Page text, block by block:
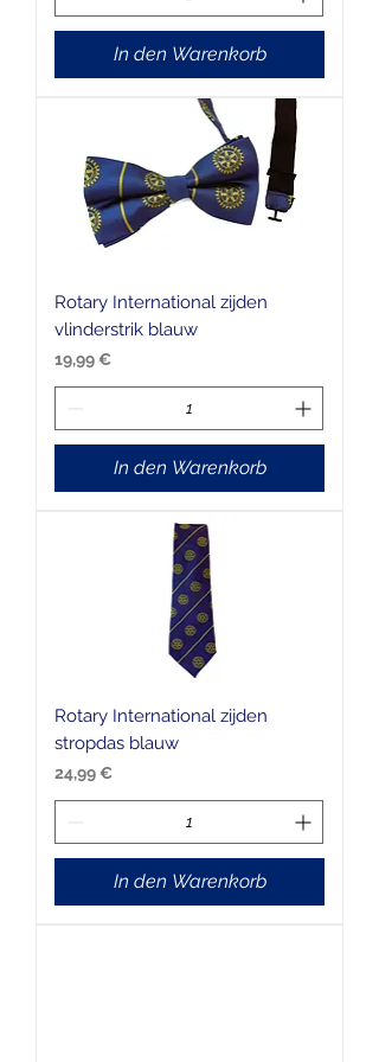
In den Warenkorb
Rotary International zijden
vlinderstrik blauw
Preis
19,99 €
In den Warenkorb
Rotary International zijden
stropdas blauw
Preis
24,99 €
In den Warenkorb